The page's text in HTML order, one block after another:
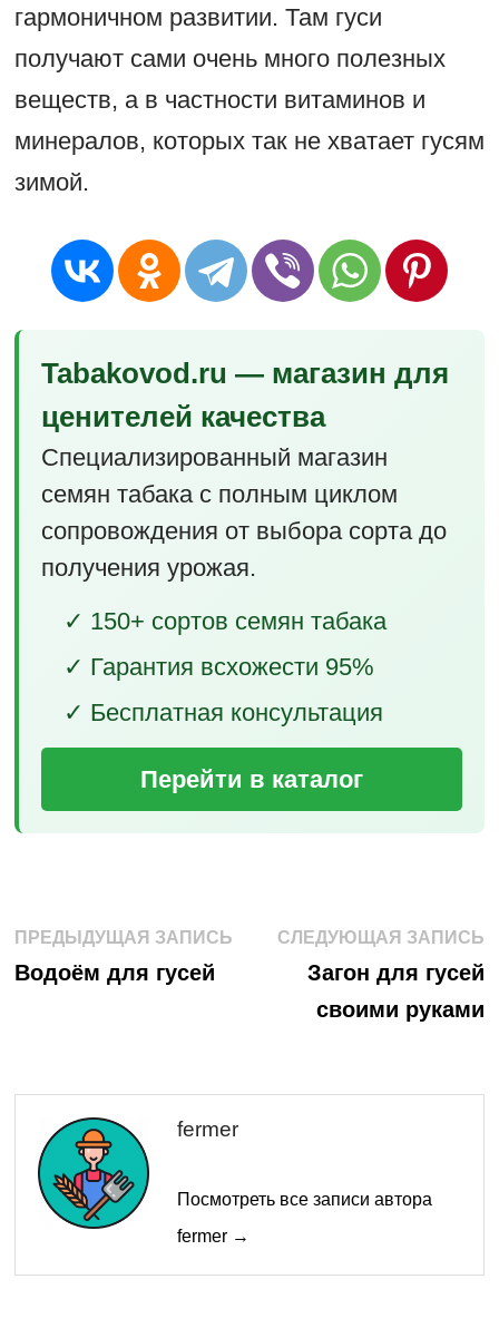
гармоничном развитии. Там гуси
получают сами очень много полезных
веществ, а в частности витаминов и
минералов, которых так не хватает гусям
зимой.
Tabakovod.ru — магазин для
ценителей качества
Специализированный магазин
семян табака с полным циклом
сопровождения от выбора сорта до
получения урожая.
✓ 150+ сортов семян табака
✓ Гарантия всхожести 95%
✓ Бесплатная консультация
Перейти в каталог
Навигация
по
ПРЕДЫДУЩАЯ ЗАПИСЬПредыдущая
запись:
Водоём для гусей
СЛЕДУЮЩАЯ ЗАПИСЬ
Загон для гусей
своими руками
fermer
Посмотреть все записи автора
fermer →